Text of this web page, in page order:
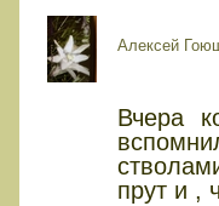
Алексей
Вчера
прут и ,